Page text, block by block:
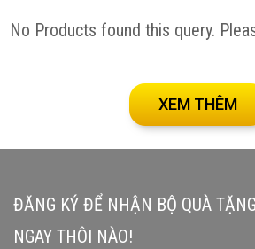
No Products found this query.
XEM THÊM
ĐĂNG KÝ ĐỂ NHẬN BỘ QUÀ
NGAY THÔI NÀO!